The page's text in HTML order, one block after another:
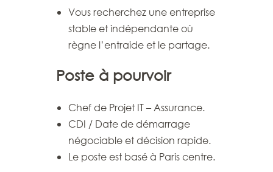
Vous recherchez une entreprise
stable et indépendante où
règne l’entraide et le partage.
Poste à pourvoir
Chef de Projet IT – Assurance.
CDI / Date de démarrage
négociable et décision rapide.
Le poste est basé à Paris centre.